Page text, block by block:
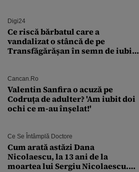
Digi24
Ce riscă bărbatul care a
vandalizat o stâncă de pe
Transfăgărășan în semn de iubire
Cancan.ro
Valentin Sanfira o acuză pe
Codruța de adulter? 'Am iubit doi
ochi ce m-au înșelat!'
Ce Se Întâmplă Doctore
Cum arată astăzi Dana
Nicolaescu, la 13 ani de la
moartea lui Sergiu Nicolaescu.